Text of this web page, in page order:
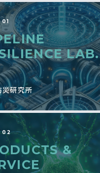
LAB.
災研究所
02
&